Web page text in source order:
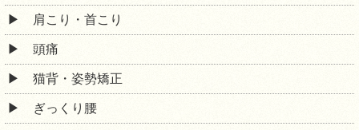
肩こり・首こり
頭痛
猫背・姿勢矯正
ぎっくり腰